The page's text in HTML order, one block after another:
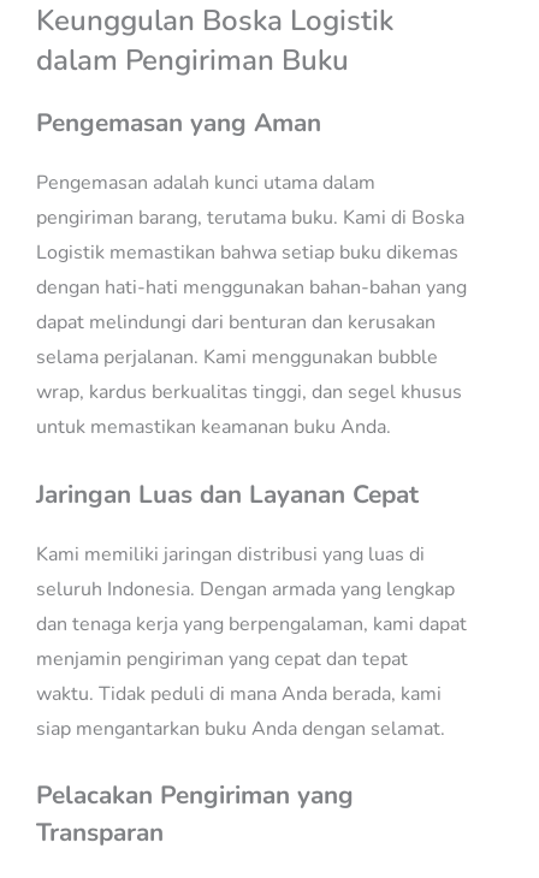
Keunggulan Boska Logistik
dalam Pengiriman Buku
Pengemasan yang Aman
Pengemasan adalah kunci utama dalam
pengiriman barang, terutama buku. Kami di Boska
Logistik memastikan bahwa setiap buku dikemas
dengan hati-hati menggunakan bahan-bahan yang
dapat melindungi dari benturan dan kerusakan
selama perjalanan. Kami menggunakan bubble
wrap, kardus berkualitas tinggi, dan segel khusus
untuk memastikan keamanan buku Anda.
Jaringan Luas dan Layanan Cepat
Kami memiliki jaringan distribusi yang luas di
seluruh Indonesia. Dengan armada yang lengkap
dan tenaga kerja yang berpengalaman, kami dapat
menjamin pengiriman yang cepat dan tepat
waktu. Tidak peduli di mana Anda berada, kami
siap mengantarkan buku Anda dengan selamat.
Pelacakan Pengiriman yang
Transparan